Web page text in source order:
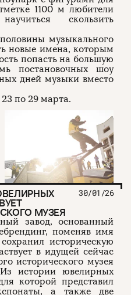
1100 м любители
скользить
музыкального
новые имена, которым
попасть на большую
постановочных шоу
дней музыки вместо
по 29 марта.
МУЗЕЯ
30/01/26
завод, основанный
поменяв имя
историческую
в идущей сейчас
исторического музея
истории ювелирных
которой представил
а также две